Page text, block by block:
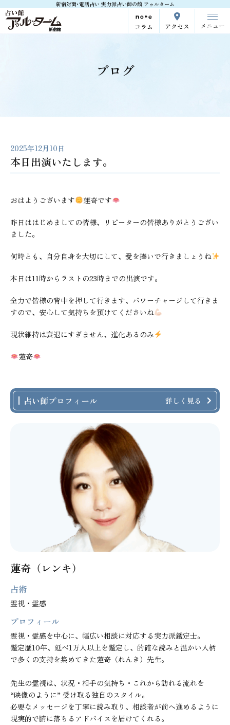
新宿対面･電話占い 実力派占い師の館 アゥルターム
コラム アクセス メニュー
ブログ
2025年12月10日
本日出演いたします。
おはようございます 蓮奇です
昨日ははじめましての皆様、リピーターの皆様ありがとうござい
ました。
何時とも、自分自身を大切にして、愛を捧いで行きましょうね
本日は11時からラストの23時までの出演です。
全力で皆様の背中を押して行きます、パワーチャージして行きま
すので、安心して気持ちを預けてくださいね
現状維持は衰退にすぎません、進化あるのみ
蓮奇
占い師プロフィール 詳しく見る
蓮奇（レンキ）
占術
霊視・霊感
プロフィール
霊視・霊感を中心に、幅広い相談に対応する実力派鑑定士。
鑑定歴10年、延べ1万人以上を鑑定し、的確な読みと温かい人柄
で多くの支持を集めてきた蓮奇（れんき）先生。
先生の霊視は、状況・相手の気持ち・これから訪れる流れを
“映像のように” 受け取る独自のスタイル。
必要なメッセージを丁寧に読み取り、相談者が前へ進めるように
現実的で腑に落ちるアドバイスを届けてくれる。